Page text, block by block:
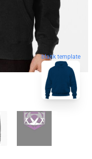
blank template